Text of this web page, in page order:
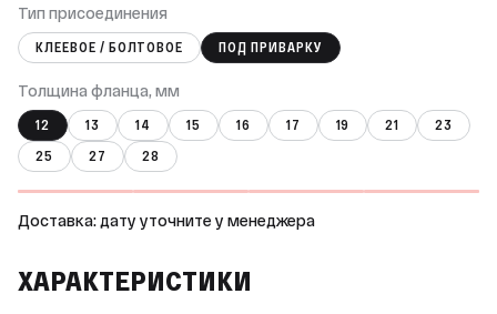
Тип присоединения
КЛЕЕВОЕ / БОЛТОВОЕ ПОД ПРИВАРКУ
Толщина фланца, мм
12 13 14 15 16 17 19 21
23
25
27 28
Доставка: дату уточните у менеджера
ХАРАКТЕРИСТИКИ